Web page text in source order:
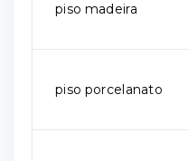
piso madeira
piso porcelanato